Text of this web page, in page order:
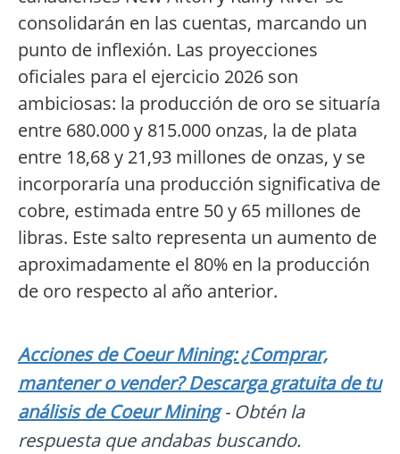
consolidarán en las cuentas, marcando un
punto de inflexión. Las proyecciones
oficiales para el ejercicio 2026 son
ambiciosas: la producción de oro se situaría
entre 680.000 y 815.000 onzas, la de plata
entre 18,68 y 21,93 millones de onzas, y se
incorporaría una producción significativa de
cobre, estimada entre 50 y 65 millones de
libras. Este salto representa un aumento de
aproximadamente el 80% en la producción
de oro respecto al año anterior.
Acciones de Coeur Mining: ¿Comprar,
mantener o vender? Descarga gratuita de tu
análisis de Coeur Mining- Obtén la
respuesta que andabas buscando.